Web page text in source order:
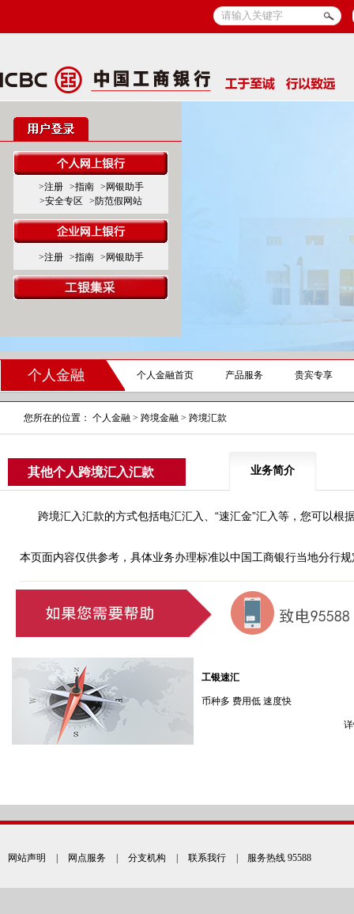
>注册 >指南
>网银助手
>安全专区
>防范假网站
>注册 >指南 >网银助手
个人金融 个人金融首页 产品服务 贵宾专享
您所在的位置： 个人金融 > 跨境金融 > 跨境汇款
其他个人跨境汇入汇款 业务简介
跨境汇入汇款的方式包括电汇汇入、“速汇金”汇入等，您可以根
本页面内容仅供参考，具体业务办理标准以中国工商银行当地分行
工银速汇
币种多 费用低 速度快
网站声明 网点服务 分支机构 联系我行 | 服务热线 95588